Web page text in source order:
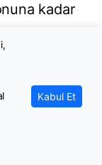
kadar
yapay
Kabul Et